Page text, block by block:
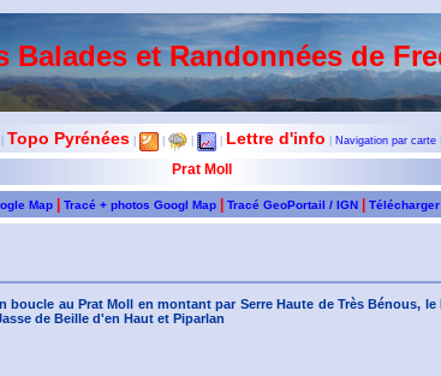
Balades et Randonnées de
Topo Pyrénées| | | | Lettre d'info Navigation par carte|
Prat Moll
Map| Tracé + photos Googl Map| Tracé GeoPortail / IGN|
boucle au Prat Moll en montant par Serre Haute de Très Bénous, le
de Beille d'en Haut et Piparlan